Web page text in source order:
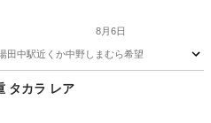
8月6日
駅近くか中野しまむら希望
の他
タカラ レア